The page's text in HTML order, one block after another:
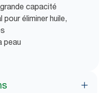
capacité
pour éliminer huile,
peau